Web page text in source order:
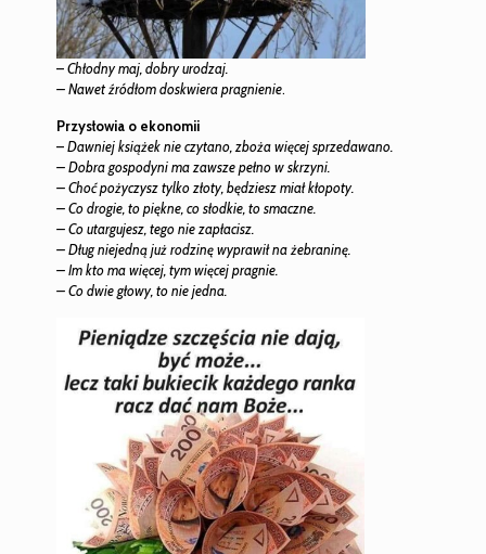
–Chłodny maj, dobry urodzaj.
– Nawet źródłom doskwiera pragnienie.
Przysłowia o ekonomii
–Dawniej książek nie czytano, zboża więcej sprzedawano.
– Dobra gospodyni ma zawsze pełno w skrzyni.
– Choć pożyczysz tylko złoty, będziesz miał kłopoty.
– Co drogie, to piękne, co słodkie, to smaczne.
– Co utargujesz, tego nie zapłacisz.
– Dług niejedną już rodzinę wyprawił na żebraninę.
– Im kto ma więcej, tym więcej pragnie.
– Co dwie głowy, to nie jedna.